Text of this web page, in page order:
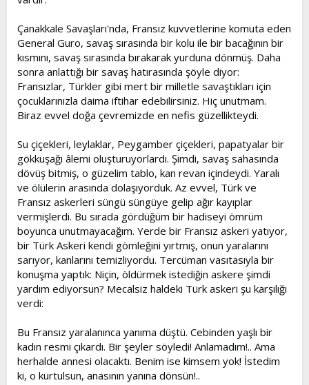
Çanakkale Savaşları'nda, Fransız kuvvetlerine komuta eden
General Guro, savaş sırasında bir kolu ile bir bacağının bir
kısmını, savaş sırasında bırakarak yurduna dönmüş. Daha
sonra anlattığı bir savaş hatırasında şöyle diyor:
Fransızlar, Türkler gibi mert bir milletle savaştıkları için
çocuklarınızla daima iftihar edebilirsiniz. Hiç unutmam.
Biraz evvel doğa çevremizde en nefis güzellikteydi.
Su çiçekleri, leylaklar, Peygamber çiçekleri, papatyalar bir
gökkuşağı âlemi oluşturuyorlardı. Şimdi, savaş sahasında
dövüş bitmiş, o güzelim tablo, kan revan içindeydi. Yaralı
ve ölülerin arasında dolaşıyorduk. Az evvel, Türk ve
Fransız askerleri süngü süngüye gelip ağır kayıplar
vermişlerdi. Bu sırada gördüğüm bir hadiseyi ömrüm
boyunca unutmayacağım. Yerde bir Fransız askeri yatıyor,
bir Türk Askeri kendi gömleğini yırtmış, onun yaralarını
sarıyor, kanlarını temizliyordu. Tercüman vasıtasıyla bir
konuşma yaptık: Niçin, öldürmek istediğin askere şimdi
yardım ediyorsun? Mecalsiz haldeki Türk askeri şu karşılığı
verdi:
Bu Fransız yaralanınca yanıma düştü. Cebinden yaşlı bir
kadın resmi çıkardı. Bir şeyler söyledi! Anlamadım!.. Ama
herhalde annesi olacaktı. Benim ise kimsem yok! İstedim
ki, o kurtulsun, anasının yanına dönsün!..